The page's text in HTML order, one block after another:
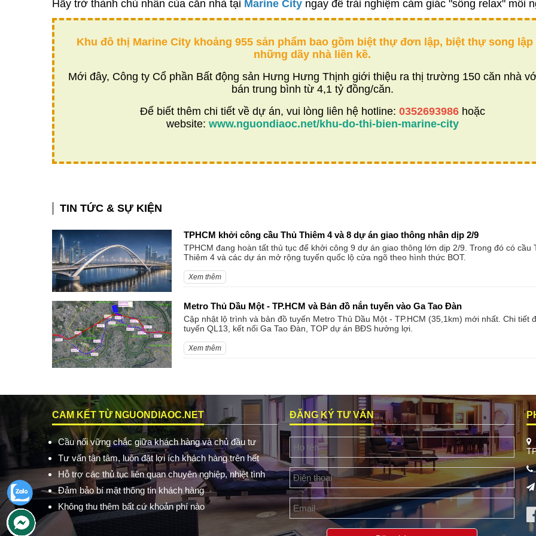
Hãy trở thành chủ nhân của căn nhà tại Marine City ngay để trải nghiệm cảm giác "sống relax" mỗi
Khu đô thị Marine City khoảng 955 sản phẩm bao gồm biệt thự đơn lập, biệt thự song lập
những dãy nhà liền kề.
Mới đây, Công ty Cổ phần Bất động sản Hưng Hưng Thịnh giới thiệu ra thị trường 150 căn nhà
bán trung bình từ 4,1 tỷ đồng/căn.
Để biết thêm chi tiết về dự án, vui lòng liên hệ hotline: 0352693986hoặc
website: www.nguondiaoc.net/khu-do-thi-bien-marine-city
TIN TỨC & SỰ KIỆN
TPHCM khởi công cầu Thủ Thiêm 4 và 8 dự án giao thông nhân dịp 2/9
TPHCM đang hoàn tất thủ tục để khởi công 9 dự án giao thông lớn dịp 2/9. Trong đó có cầu
Thiêm 4 và các dự án mở rộng tuyến quốc lộ cửa ngõ theo hình thức BOT.
Xem thêm
Metro Thủ Dầu Một - TP.HCM và Bản đồ nắn tuyến vào Ga Tao Đàn
Cập nhật lộ trình và bản đồ tuyến Metro Thủ Dầu Một - TP.HCM (35,1km) mới nhất. Chi tiết
tuyến QL13, kết nối Ga Tao Đàn, TOP dự án BĐS hưởng lợi.
Xem thêm
CAM KẾT TỪ NGUONDIAOC.NET
Cầu nối vững chắc giữa khách hàng và chủ đầu tư
Tư vấn tận tâm, luôn đặt lợi ích khách hàng trên hết
Hỗ trợ các thủ tục liên quan chuyên nghiệp, nhiệt tình
Đảm bảo bí mật thông tin khách hàng
Không thu thêm bất cứ khoản phí nào
ĐĂNG KÝ TƯ VẤN